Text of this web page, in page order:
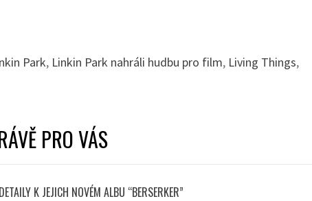
Park, Linkin Park nahráli hudbu pro film, Living Things,
PRO VÁS
K JEJICH NOVÉM ALBU “BERSERKER”